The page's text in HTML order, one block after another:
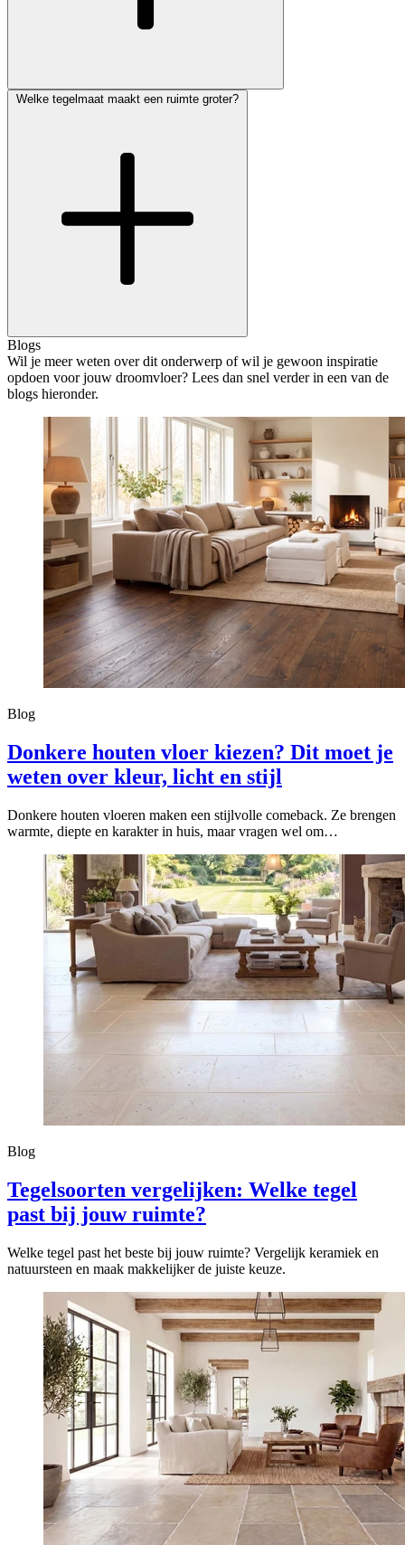
Welke tegelmaat maakt een ruimte groter?
Blogs
Wil je meer weten over dit onderwerp of wil je gewoon inspiratie
opdoen voor jouw droomvloer? Lees dan snel verder in een van de
blogs hieronder.
Blog
Donkere houten vloer kiezen? Dit moet je
weten over kleur, licht en stijl
Donkere houten vloeren maken een stijlvolle comeback. Ze brengen
warmte, diepte en karakter in huis, maar vragen wel om…
Blog
Tegelsoorten vergelijken: Welke tegel
past bij jouw ruimte?
Welke tegel past het beste bij jouw ruimte? Vergelijk keramiek en
natuursteen en maak makkelijker de juiste keuze.